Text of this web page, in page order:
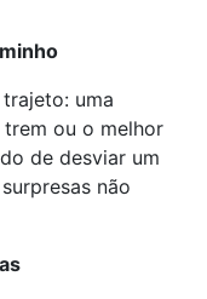
uma
ou o melhor
de desviar um
não